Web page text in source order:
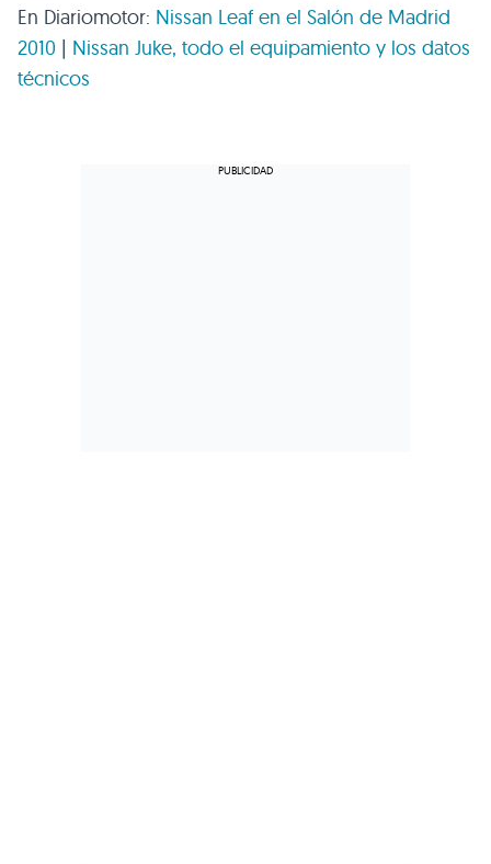
En Diariomotor: Nissan Leaf en el Salón de Madrid
2010 | Nissan Juke, todo el equipamiento y los datos
técnicos